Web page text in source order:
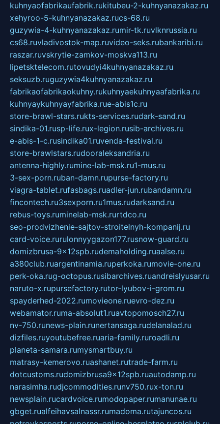
kuhnyaofabrikaufabrik.rukitubeu-2-kuhnyanazakaz.ru
xehyroo-5-kuhnyanazakaz.rucs-68.ru
guzywia-4-kuhnyanazakaz.rumir-tk.ruvlknrussia.ru
cs68.ruvladivostok-map.ruvideo-seks.rubankaribi.ru
raszar.ruvskrytie-zamkov-moskva113.ru
lipetsktelecom.rutovudyi4kuhnyanazakaz.ru
seksuzb.ruguzywia4kuhnyanazakaz.ru
fabrikaofabrikaokuhny.rukuhnyaekuhnyaafabrika.ru
kuhnyaykuhnyayfabrika.rue-abis1c.ru
store-brawl-stars.rukts-services.rudark-sand.ru
sindika-01.rusp-life.rux-legion.rusib-archives.ru
e-abis-1-c.rusindika01.ruvenda-festival.ru
store-brawlstars.rudooraleksandria.ru
antenna-highly.rumine-lab-msk.ru1-mus.ru
3-sex-porn.ruban-damn.rupurse-factory.ru
viagra-tablet.rufasbags.ruadler-jun.rubandamn.ru
fincontech.ru3sexporn.ru1mus.rudarksand.ru
rebus-toys.ruminelab-msk.rurtdco.ru
seo-prodvizhenie-sajtov-stroitelnyh-kompanij.ru
card-voice.rurulonnyygazon177.rusnow-guard.ru
domizbrusa-9x12spb.rudemaholding.ruaalse.ru
a380club.ruargentinamia.ruperkoka.rumovie-one.ru
perk-oka.rug-octopus.rusibarchives.ruandreislyusar.ru
naruto-x.rupursefactory.rutor-lyubov-i-grom.ru
spayderhed-2022.rumovieone.ruevro-dez.ru
webamator.ruma-absolut1.ruavtopomosch27.ru
nv-750.runews-plain.runertansaga.rudelanalad.ru
dizfiles.ruyoutubefree.ruaria-family.ruroadli.ru
planeta-samara.rumysmartbuy.ru
matrasy-kemerovo.ruashanet.rutrade-farm.ru
dotcustoms.rudomizbrusa9x12spb.ruautodamp.ru
narasimha.rudjcommodities.runv750.rux-ton.ru
newsplain.rucardvoice.rumodopaper.rumanunae.ru
gbget.rualfeihavsalnassr.rumadoma.rutajuncos.ru